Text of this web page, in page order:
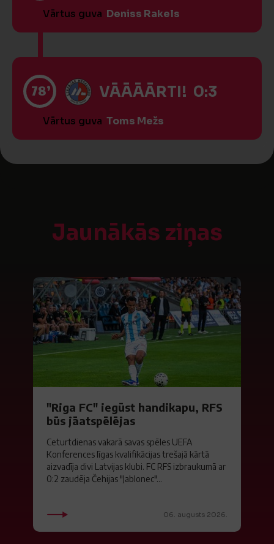
Vārtus guva Deniss Rakels
78’ VĀĀĀĀRTI! 0:3
Vārtus guva Toms Mežs
Jaunākās ziņas
"Riga FC" iegūst handikapu, RFS
būs jāatspēlējas
Ceturtdienas vakarā savas spēles UEFA
Konferences līgas kvalifikācijas trešajā kārtā
aizvadīja divi Latvijas klubi. FC RFS izbraukumā ar
0:2 zaudēja Čehijas "Jablonec"...
06. augusts 2026.